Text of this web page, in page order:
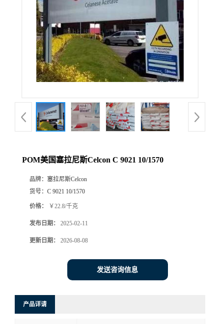
POM美国塞拉尼斯Celcon C 9021 10/1570
品牌： 塞拉尼斯Celcon
货号： C 9021 10/1570
价格： ￥22.8/千克
发布日期： 2025-02-11
更新日期： 2026-08-08
发送咨询信息
产品详请